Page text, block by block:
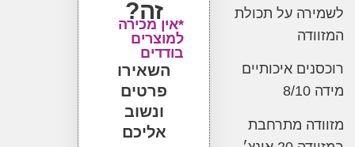
על תכולת
איכותיים
מתרחבת
*אין מכירה
למוצרים
בודדים
השאירו
פרטים
אליכם